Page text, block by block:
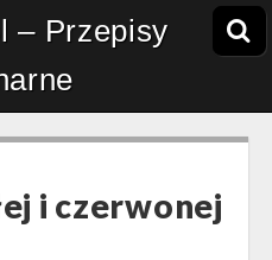
– Przepisy
i czerwonej